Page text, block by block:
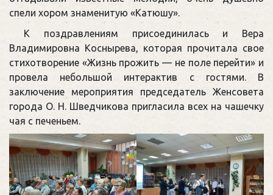
спели хором знаменитую «Катюшу».
К поздравлениям присоединилась и Вера
Владимировна Коснырева, которая прочитала свое
стихотворение «Жизнь прожить — не поле перейти» и
провела небольшой интерактив с гостями. В
заключение мероприятия председатель Женсовета
города О. Н. Шведчикова пригласила всех на чашечку
чая с печеньем.